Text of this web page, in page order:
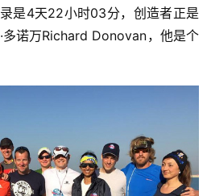
是4天22小时03分，创造者正是
多诺万Richard Donovan，他是个